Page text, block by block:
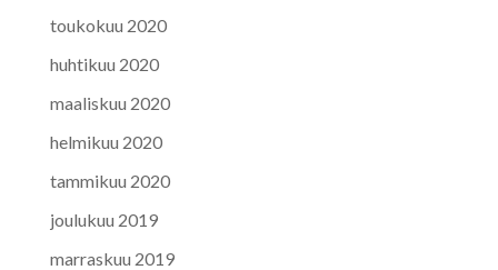
toukokuu 2020
huhtikuu 2020
maaliskuu 2020
helmikuu 2020
tammikuu 2020
joulukuu 2019
marraskuu 2019